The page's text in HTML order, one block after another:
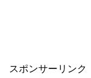
スポンサーリンク